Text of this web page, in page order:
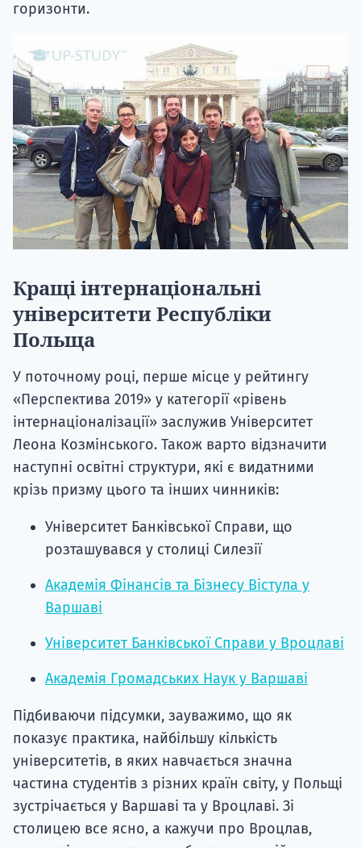
горизонти.
Кращі інтернаціональні
університети Республіки
Польща
У поточному році, перше місце у рейтингу
«Перспектива 2019» у категорії «рівень
інтернаціоналізації» заслужив Університет
Леона Козмінського. Також варто відзначити
наступні освітні структури, які є видатними
крізь призму цього та інших чинників:
Університет Банківської Справи, що
розташувався у столиці Силезії
Академія Фінансів та Бізнесу Вістула у
Варшаві
Університет Банківської Справи у Вроцлаві
Академія Громадських Наук у Варшаві
Підбиваючи підсумки, зауважимо, що як
показує практика, найбільшу кількість
університетів, в яких навчається значна
частина студентів з різних країн світу, у Польщі
зустрічається у Варшаві та у Вроцлаві. Зі
столицею все ясно, а кажучи про Вроцлав,